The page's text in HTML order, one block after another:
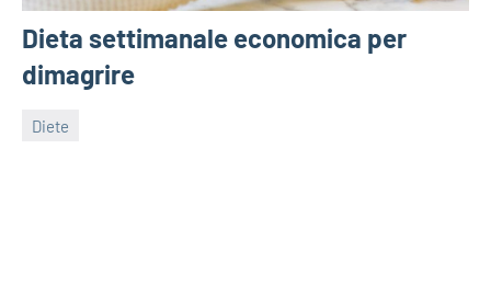
Dieta settimanale economica per
dimagrire
Diete